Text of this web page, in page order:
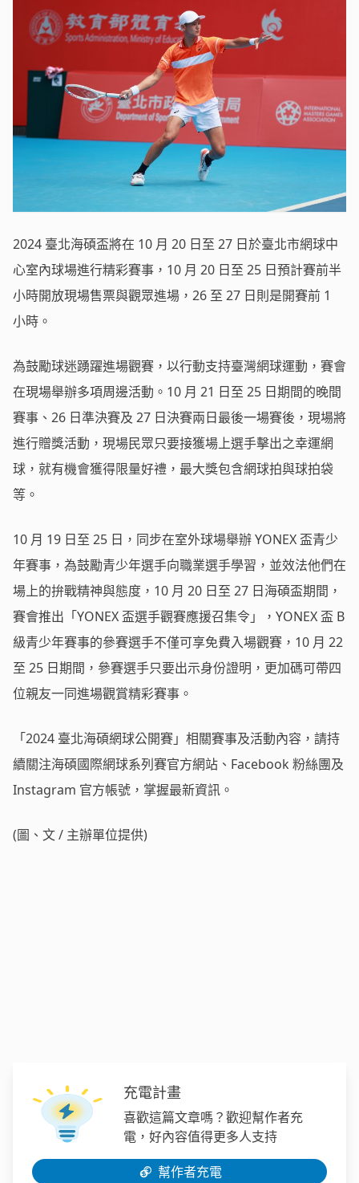
2024 臺北海碩盃將在 10 月 20 日至 27 日於臺北市網球中
心室內球場進行精彩賽事，10 月 20 日至 25 日預計賽前半
小時開放現場售票與觀眾進場，26 至 27 日則是開賽前 1
小時。
為鼓勵球迷踴躍進場觀賽，以行動支持臺灣網球運動，賽會
在現場舉辦多項周邊活動。10 月 21 日至 25 日期間的晚間
賽事、26 日準決賽及 27 日決賽兩日最後一場賽後，現場將
進行贈獎活動，現場民眾只要接獲場上選手擊出之幸運網
球，就有機會獲得限量好禮，最大獎包含網球拍與球拍袋
等。
10 月 19 日至 25 日，同步在室外球場舉辦 YONEX 盃青少
年賽事，為鼓勵青少年選手向職業選手學習，並效法他們在
場上的拚戰精神與態度，10 月 20 日至 27 日海碩盃期間，
賽會推出「YONEX 盃選手觀賽應援召集令」，YONEX 盃 B
級青少年賽事的參賽選手不僅可享免費入場觀賽，10 月 22
至 25 日期間，參賽選手只要出示身份證明，更加碼可帶四
位親友一同進場觀賞精彩賽事。
「2024 臺北海碩網球公開賽」相關賽事及活動內容，請持
續關注海碩國際網球系列賽官方網站、Facebook 粉絲團及
Instagram 官方帳號，掌握最新資訊。
(圖、文 / 主辦單位提供)
充電計畫
喜歡這篇文章嗎？歡迎幫作者充
電，好內容值得更多人支持
幫作者充電